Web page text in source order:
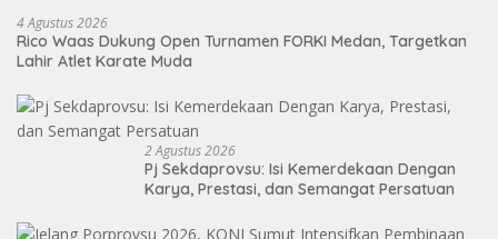
4 Agustus 2026
Rico Waas Dukung Open Turnamen FORKI Medan, Targetkan
Lahir Atlet Karate Muda
2 Agustus 2026
Pj Sekdaprovsu: Isi Kemerdekaan Dengan
Karya, Prestasi, dan Semangat Persatuan